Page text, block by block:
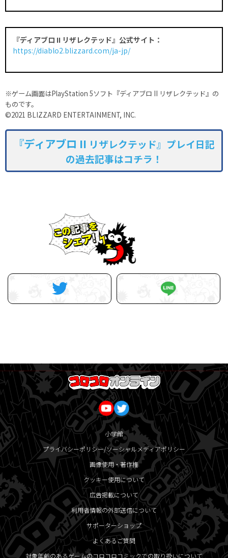
『ディアブロ II リザレクテッド』公式サイト：
https://diablo2.blizzard.com/ja-jp/
※ゲーム画面はPlayStation 5ソフト『ディアブロ II リザレクテッド』の
ものです。
©2021 BLIZZARD ENTERTAINMENT, INC.
『ディアブロ II リザレクテッド』プレイ日記
の過去記事はコチラ！
小学館
プライバシーポリシー/ソーシャルメディアポリシー
画像使用・著作権
クッキー使用について
広告掲載について
利用者情報の外部送信について
サポーターショップ
よくあるご質問
対象年齢のあるゲームのコロコロコミックでの取り扱いについて